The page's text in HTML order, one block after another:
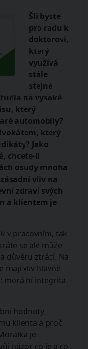
Šli byste
pro radu k
doktorovi,
který
využívá
stále
stejné
na vysoké
který
automobily?
který
Jako
chcete-li
osudy mnoha
vliv na
zdraví svých
a klientem je
v pracovním, tak
se ale může
důvěru ztrácí. Na
mají vliv hlavně
morální integrita
hodnoty
klienta a proč
je
názor co je a co